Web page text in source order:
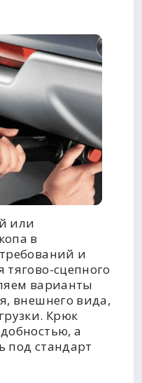
или
в
и
сцепного
варианты
внешнего вида,
Крюк
а
под стандарт